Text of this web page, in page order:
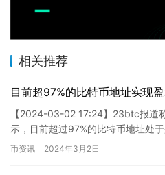
相关推荐
目前超97%的比特币地址实现
【2024-03-02 17:24】23btc报道
示，目前超过97%的比特币地址处
以来的最高水平。持有比特币…
币资讯 2024年3月2日